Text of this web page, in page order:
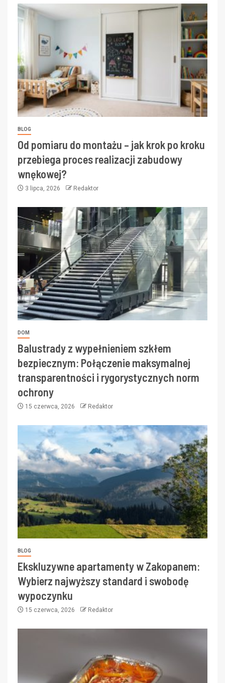
BLOG
Od pomiaru do montażu – jak krok po kroku
przebiega proces realizacji zabudowy
wnękowej?
3 lipca, 2026 Redaktor
DOM
Balustrady z wypełnieniem szkłem
bezpiecznym: Połączenie maksymalnej
transparentności i rygorystycznych norm
ochrony
15 czerwca, 2026 Redaktor
BLOG
Ekskluzywne apartamenty w Zakopanem:
Wybierz najwyższy standard i swobodę
wypoczynku
15 czerwca, 2026 Redaktor